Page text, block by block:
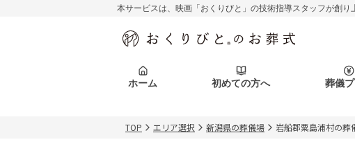
本サービスは、映画「おくりびと」の技術指導スタッフが創り
ホーム 初めての方へ
初めての方へ 初めての方へ
葬儀
関東エリア 東京都
お客様の声 ご葬儀事例
葬儀の知識 葬儀の知識
初めての方へ 初めての方へ
会社を知る スタッフ一覧
関東エリア 東京都
北海道エリア 札幌市
お客様の声 ご葬儀事例
葬儀の知識 葬儀の知識
TOP エリア選択 新潟県の葬儀場 岩船郡粟島浦村の葬